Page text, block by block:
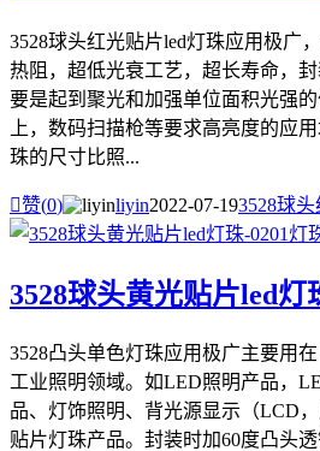
3528球头红光贴片led灯珠应用极广
热阻，超低光衰工艺，超长寿命，
要是起到聚光和加强单位面积光强
上，数码扫描枪等要求高亮度的应
珠的尺寸比照...
赞(0) liyin2022-07-193528球
3528球头黄光贴片led灯
3528凸头单色灯珠应用极广主要用
工业照明领域。如LED照明产品，
品、灯饰照明、背光源显示（LCD
贴片灯珠产品。封装时加60度凸头